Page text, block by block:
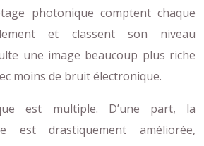
photonique comptent chaque
et classent son niveau
une image beaucoup plus riche
moins de bruit électronique.
est multiple. D’une part, la
est drastiquement améliorée,